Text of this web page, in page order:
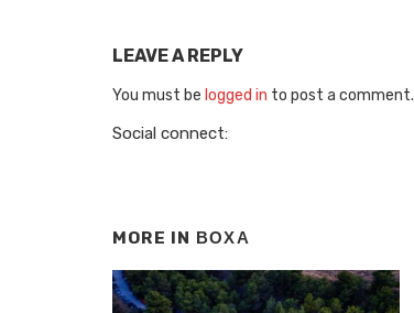
LEAVE A REPLY
You must be logged in to post a comment.
Social connect:
MORE IN ΒΟΧΑ